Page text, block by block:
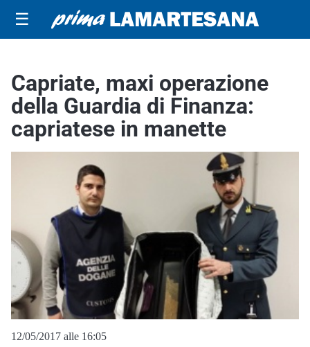
☰
Capriate, maxi operazione
della Guardia di Finanza:
capriatese in manette
12/05/2017 alle 16:05